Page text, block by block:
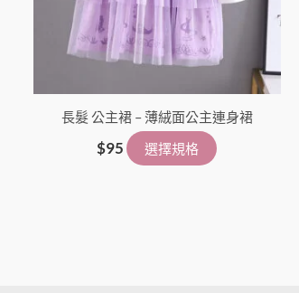
長髮 公主裙 – 薄絨面公主連身裙
$95 選擇規格